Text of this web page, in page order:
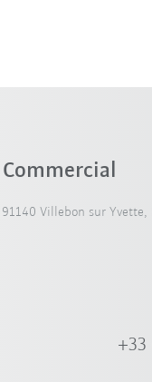
Villebon sur Yvette,